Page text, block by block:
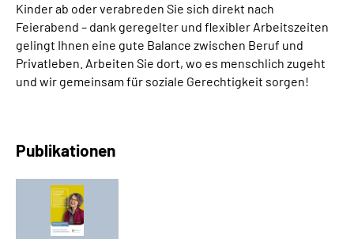
Kinder ab oder verabreden Sie sich direkt nach
Feierabend – dank geregelter und flexibler Arbeitszeiten
gelingt Ihnen eine gute Balance zwischen Beruf und
Privatleben. Arbeiten Sie dort, wo es menschlich zugeht
und wir gemeinsam für soziale Gerechtigkeit sorgen!
Publikationen